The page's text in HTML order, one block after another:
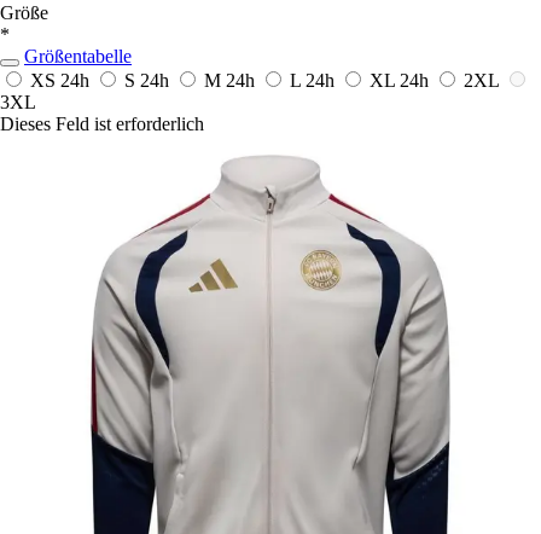
Größe
*
Größentabelle
XS 24h S 24h M 24h L 24h XL 24h
2XL
3XL
Dieses Feld ist erforderlich